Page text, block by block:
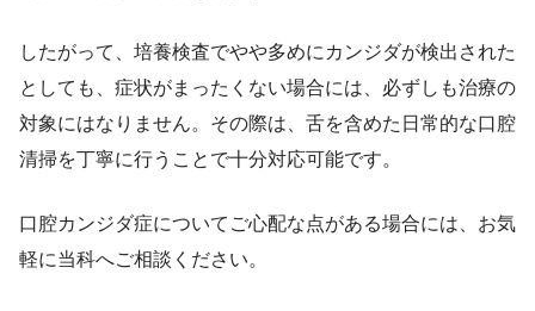
したがって、培養検査でやや多めにカンジダが検出された
としても、症状がまったくない場合には、必ずしも治療の
対象にはなりません。その際は、舌を含めた日常的な口腔
清掃を丁寧に行うことで十分対応可能です。
口腔カンジダ症についてご心配な点がある場合には、お気
軽に当科へご相談ください。